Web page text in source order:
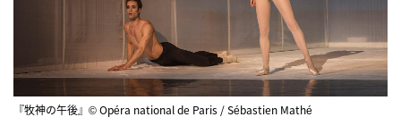
『牧神の午後』© Opéra national de Paris / Sébastien Mathé